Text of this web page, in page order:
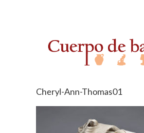
Cheryl-Ann-Thomas01